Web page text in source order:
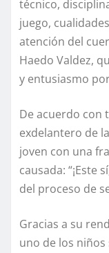
técnico,
juego,
atención del
Haedo Valdez,
y entusiasmo
De acuerdo con
exdelantero de
joven con una
causada: “¡Este
del proceso de
Gracias a su
uno de los